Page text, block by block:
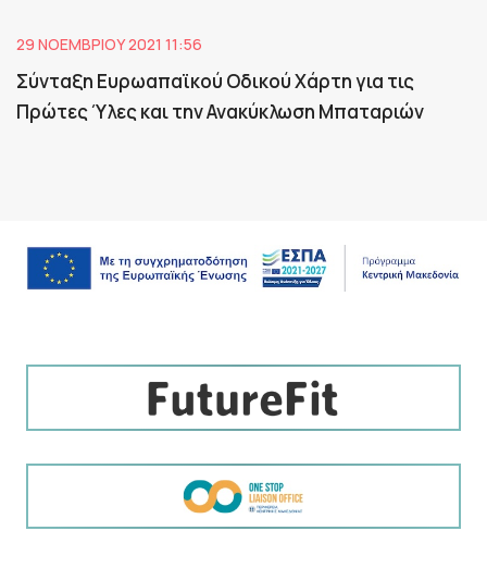
29 ΝΟΕΜΒΡΊΟΥ 2021 11:56
Σύνταξη Ευρωαπαϊκού Οδικού Χάρτη για τις
Πρώτες Ύλες και την Ανακύκλωση Μπαταριών